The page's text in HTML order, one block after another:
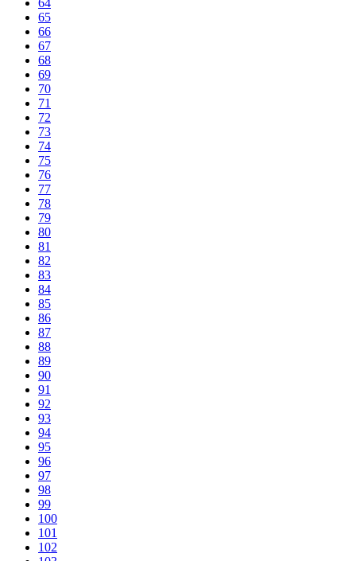
65
66
67
68
69
70
71
72
73
74
75
76
77
78
79
80
81
82
83
84
85
86
87
88
89
90
91
92
93
94
95
96
97
98
99
100
101
102